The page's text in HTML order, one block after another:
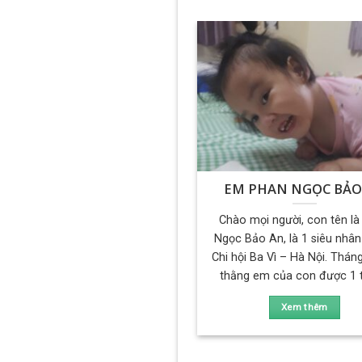
EM PHAN NGỌC
Chào mọi người, con tên là
Ngọc Bảo An, là 1 siêu
Chi hội Ba Vì – Hà Nội.
thằng em của con được 1
Xem thêm